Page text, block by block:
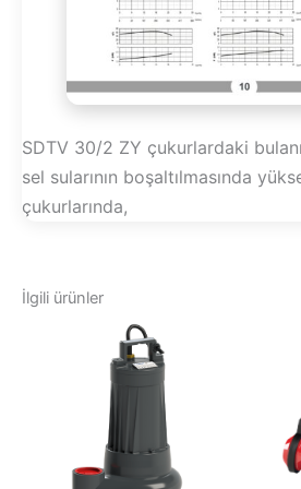
SDTV 30/2 ZY çukurlardaki
sel sularının boşaltılmasında
çukurlarında,
İlgili ürünler